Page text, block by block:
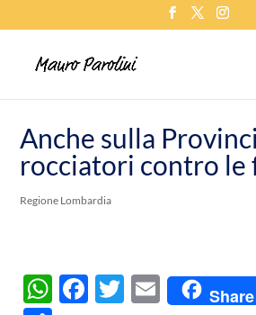
Anche sulla
rocciatori contro le
Regione Lombardia
W F
T
E
Share